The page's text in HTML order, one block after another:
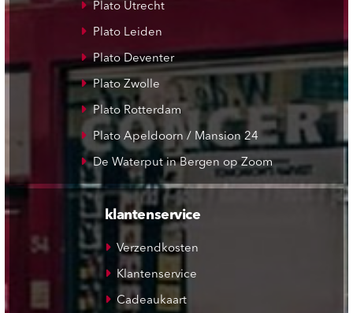
Plato Utrecht
Plato Leiden
Plato Deventer
Plato Zwolle
Plato Rotterdam
Plato Apeldoorn / Mansion 24
De Waterput in Bergen op Zoom
klantenservice
Verzendkosten
Klantenservice
Cadeaukaart